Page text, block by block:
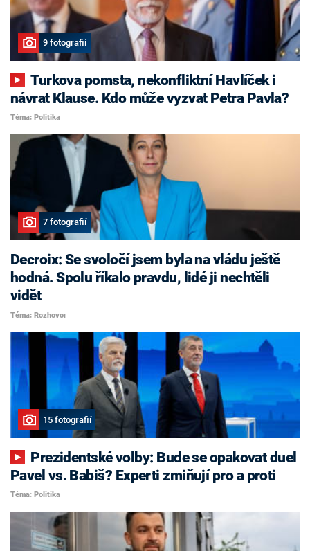
9 fotografií
Turkova pomsta, nekonfliktní Havlíček i
návrat Klause. Kdo může vyzvat Petra Pavla?
Téma: Politika
7 fotografií
Decroix: Se svoločí jsem byla na vládu ještě
hodná. Spolu říkalo pravdu, lidé ji nechtěli
vidět
Téma: Rozhovor
15 fotografií
Pavel vs. Babiš? Experti zmiňují pro a proti
Téma: Politika